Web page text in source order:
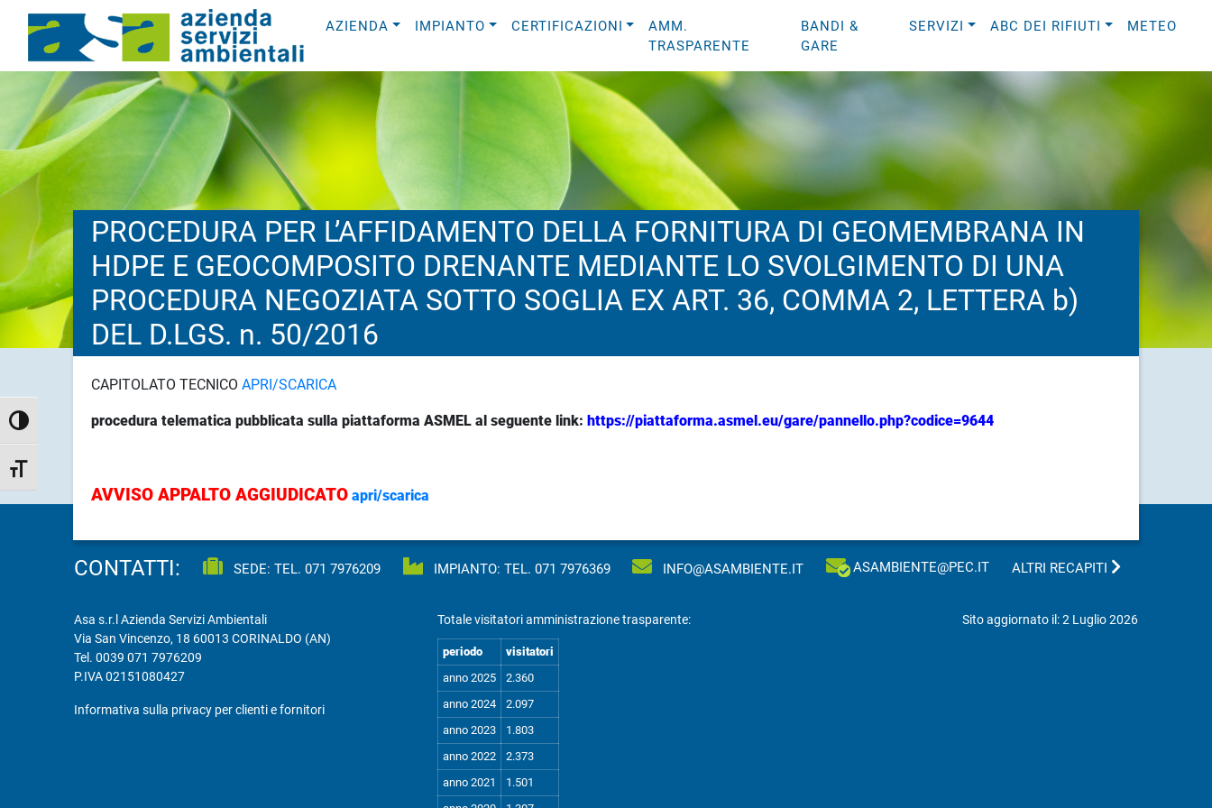
Attiva/disattiva alto contrasto
Attiva/disattiva dimensione testo
AZIENDA IMPIANTO CERTIFICAZIONI
AMM.
TRASPARENTE
BANDI &
GARE
SERVIZI ABC DEI RIFIUTI METEO
PROCEDURA PER L’AFFIDAMENTO DELLA FORNITURA DI GEOMEMBRANA IN
HDPE E GEOCOMPOSITO DRENANTE MEDIANTE LO SVOLGIMENTO DI UNA
PROCEDURA NEGOZIATA SOTTO SOGLIA EX ART. 36, COMMA 2, LETTERA b)
DEL D.LGS. n. 50/2016
CAPITOLATO TECNICO APRI/SCARICA
procedura telematica pubblicata sulla piattaforma ASMEL al seguente link: https://piattaforma.asmel.eu/gare/pannello.php?codice=9644
AVVISO APPALTO AGGIUDICATO apri/scarica
CONTATTI: SEDE: TEL. 071 7976209 IMPIANTO: TEL. 071 7976369 INFO@ASAMBIENTE.IT ASAMBIENTE@PEC.IT ALTRI RECAPITI
Asa s.r.l Azienda Servizi Ambientali
Via San Vincenzo, 18 60013 CORINALDO (AN)
Tel.0039 071 7976209
P.IVA 02151080427
Informativa sulla privacy per clienti e fornitori
Totale visitatori amministrazione trasparente:
periodo
visitatori
anno 2025
2.360
anno 2024
2.097
anno 2023
1.803
anno 2022
2.373
anno 2021
1.501
Sito aggiornato il: 2 Luglio 2026